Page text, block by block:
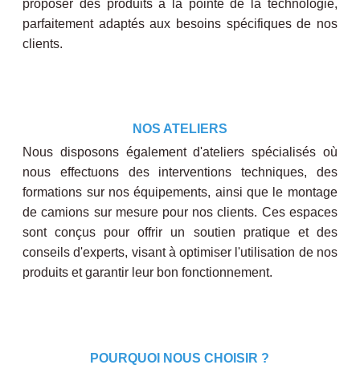
proposer des produits à la pointe de la technologie,
parfaitement adaptés aux besoins spécifiques de nos
clients.
NOS ATELIERS
Nous disposons également d'ateliers spécialisés où
nous effectuons des interventions techniques, des
formations sur nos équipements, ainsi que le montage
de camions sur mesure pour nos clients. Ces espaces
sont conçus pour offrir un soutien pratique et des
conseils d'experts, visant à optimiser l'utilisation de nos
produits et garantir leur bon fonctionnement.
POURQUOI NOUS CHOISIR ?